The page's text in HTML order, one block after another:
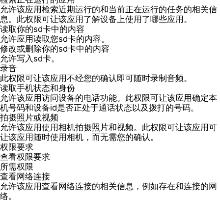
允许该应用检索近期运行的和当前正在运行的任务的相关信
息。此权限可让该应用了解设备上使用了哪些应用。
读取你的sd卡中的内容
允许应用读取您sd卡的内容。
修改或删除你的sd卡中的内容
允许写入sd卡。
录音
此权限可让该应用不经您的确认即可随时录制音频。
读取手机状态和身份
允许该应用访问设备的电话功能。此权限可让该应用确定本
机号码和设备id是否正处于通话状态以及拨打的号码。
拍摄照片或视频
允许该应用使用相机拍摄照片和视频。此权限可让该应用可
让该应用随时使用相机，而无需您的确认。
权限要求
查看权限要求
所需权限
查看网络连接
允许该应用查看网络连接的相关信息，例如存在和连接的网
络。